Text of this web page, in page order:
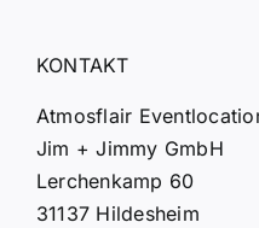
KONTAKT
Atmosflair
Jim + Jimmy GmbH
Lerchenkamp 60
31137 Hildesheim